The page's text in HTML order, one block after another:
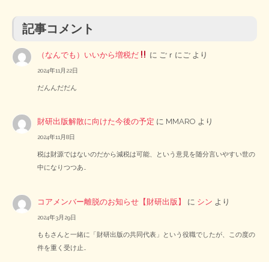
記事コメント
（なんでも）いいから増税だ に ごｒにご より
2024年11月22日
だんんだだん
財研出版解散に向けた今後の予定 に MMARO より
2024年11月8日
税は財源ではないのだから減税は可能、という意見を随分言いやすい世の
中になりつつあ…
コアメンバー離脱のお知らせ【財研出版】 に シン より
2024年3月29日
ももさんと一緒に「財研出版の共同代表」という役職でしたが、この度の
件を重く受け止…